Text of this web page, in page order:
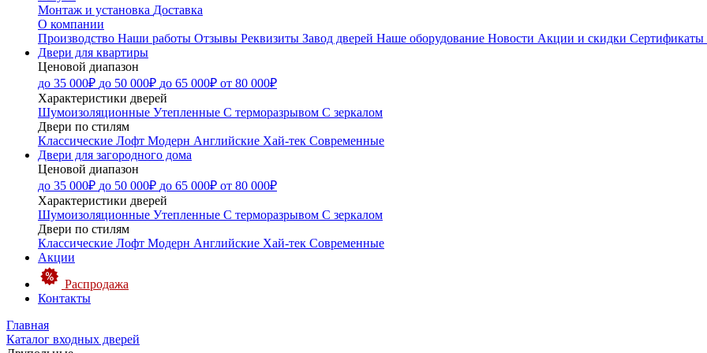
Монтаж и установка Доставка
О компании
Производство Наши работы Отзывы Реквизиты Завод дверей Наше оборудование Новости Акции и скидки Сертификаты
Двери для квартиры
Ценовой диапазон
до 35 000₽ до 50 000₽ до 65 000₽ от 80 000₽
Характеристики дверей
Шумоизоляционные Утепленные С терморазрывом С зеркалом
Двери по стилям
Классические Лофт Модерн Английские Хай-тек Современные
Двери для загородного дома
Ценовой диапазон
до 35 000₽ до 50 000₽ до 65 000₽ от 80 000₽
Характеристики дверей
Шумоизоляционные Утепленные С терморазрывом С зеркалом
Двери по стилям
Классические Лофт Модерн Английские Хай-тек Современные
Акции
Распродажа
Контакты
Главная
Каталог входных дверей